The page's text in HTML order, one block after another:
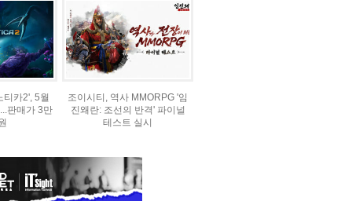
티카2', 5월
판매가 3만
조이시티, 역사 MMORPG '임
진왜란: 조선의 반격' 파이널
테스트 실시